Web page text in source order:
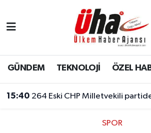
GÜNDEM TEKNOLOJİ ÖZEL
15:40 264 Eski CHP Milletvekili
SPOR
İstanbul Nöbetçi Eczaneler
İstanbul Hava Durumu